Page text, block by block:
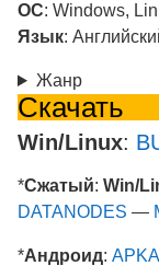
ОС: Windows,
Язык:
Жанр
Скачать
Win/Linux:
*Сжатый: Win/
DATANODES —
*Андроид: